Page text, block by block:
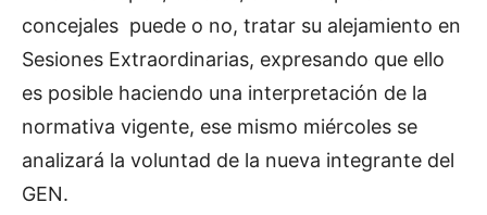
concejales puede o no, tratar su alejamiento en
Sesiones Extraordinarias, expresando que ello
es posible haciendo una interpretación de la
normativa vigente, ese mismo miércoles se
analizará la voluntad de la nueva integrante del
GEN.